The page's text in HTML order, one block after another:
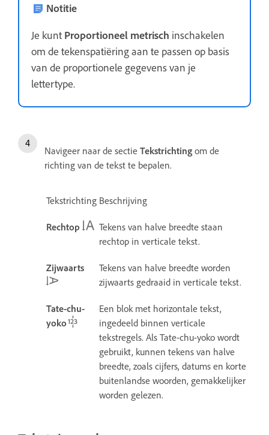
Notitie
Je kunt Proportioneel metrisch inschakelen
om de tekenspatiëring aan te passen op basis
van de proportionele gegevens van je
lettertype.
Navigeer naar de sectie Tekstrichting om de
richting van de tekst te bepalen.
Tekstrichting Beschrijving
Rechtop
Tekens van halve breedte staan ​​
rechtop in verticale tekst.
Zijwaarts
Tekens van halve breedte worden
zijwaarts gedraaid in verticale tekst.
Tate-chu-
yoko
Een blok met horizontale tekst,
ingedeeld binnen verticale
tekstregels. Als Tate-chu-yoko wordt
gebruikt, kunnen tekens van halve
breedte, zoals cijfers, datums en korte
buitenlandse woorden, gemakkelijker
worden gelezen.